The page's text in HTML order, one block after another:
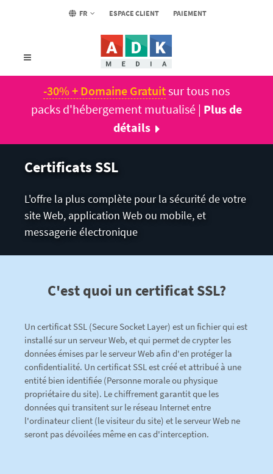
FR ESPACE CLIENT PAIEMENT
-30% + Domaine Gratuitsur tous nos
packs d'hébergement mutualisé | Plus de
détails
Certificats SSL
L'offre la plus complète pour la sécurité de votre
site Web, application Web ou mobile, et
messagerie électronique
C'est quoi un certificat SSL?
Un certificat SSL (Secure Socket Layer) est un fichier qui est
installé sur un serveur Web, et qui permet de crypter les
données émises par le serveur Web afin d'en protéger la
confidentialité. Un certificat SSL est créé et attribué à une
entité bien identifiée (Personne morale ou physique
propriétaire du site). Le chiffrement garantit que les
données qui transitent sur le réseau Internet entre
l'ordinateur client (le visiteur du site) et le serveur Web ne
seront pas dévoilées même en cas d'interception.